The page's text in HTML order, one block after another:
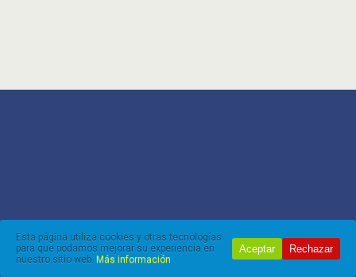
Esta página utiliza cookies y otras tecnologías
para que podamos mejorar su experiencia en
nuestro sitio web. Más información
Aceptar Rechazar